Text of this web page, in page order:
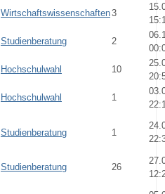
Wirtschaftswissenschaften3
Studienberatung 2
Hochschulwahl 10
Hochschulwahl 1
Studienberatung 1
Studienberatung 26